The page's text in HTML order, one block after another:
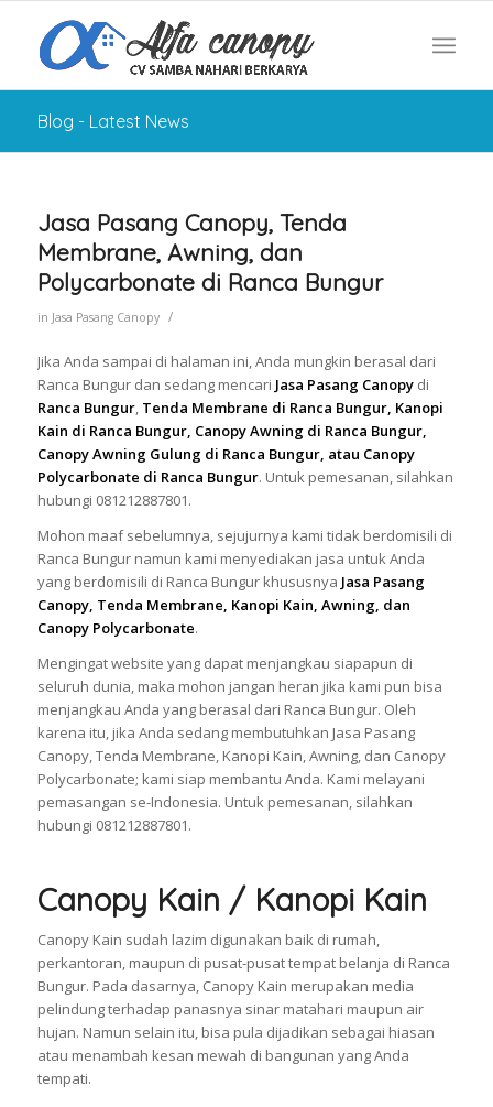
Blog - Latest News
Jasa Pasang Canopy, Tenda
Membrane, Awning, dan
Polycarbonate di Ranca Bungur
in Jasa Pasang Canopy /
Jika Anda sampai di halaman ini, Anda mungkin berasal dari
Ranca Bungur dan sedang mencari Jasa Pasang Canopy di
Ranca Bungur, Tenda Membrane di Ranca Bungur, Kanopi
Kain di Ranca Bungur, Canopy Awning di Ranca Bungur,
Canopy Awning Gulung di Ranca Bungur, atau Canopy
Polycarbonate di Ranca Bungur. Untuk pemesanan, silahkan
hubungi 081212887801.
Mohon maaf sebelumnya, sejujurnya kami tidak berdomisili di
Ranca Bungur namun kami menyediakan jasa untuk Anda
yang berdomisili di Ranca Bungur khususnya Jasa Pasang
Canopy, Tenda Membrane, Kanopi Kain, Awning, dan
Canopy Polycarbonate.
Mengingat website yang dapat menjangkau siapapun di
seluruh dunia, maka mohon jangan heran jika kami pun bisa
menjangkau Anda yang berasal dari Ranca Bungur. Oleh
karena itu, jika Anda sedang membutuhkan Jasa Pasang
Canopy, Tenda Membrane, Kanopi Kain, Awning, dan Canopy
Polycarbonate; kami siap membantu Anda. Kami melayani
pemasangan se-Indonesia. Untuk pemesanan, silahkan
hubungi 081212887801.
Canopy Kain / Kanopi Kain
Canopy Kain sudah lazim digunakan baik di rumah,
perkantoran, maupun di pusat-pusat tempat belanja di Ranca
Bungur. Pada dasarnya, Canopy Kain merupakan media
pelindung terhadap panasnya sinar matahari maupun air
hujan. Namun selain itu, bisa pula dijadikan sebagai hiasan
atau menambah kesan mewah di bangunan yang Anda
tempati.